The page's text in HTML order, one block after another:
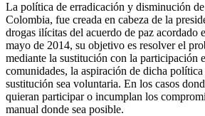
La política de erradicación y disminución
Colombia, fue creada en cabeza de la
drogas ilícitas del acuerdo de paz acordado
mayo de 2014, su objetivo es resolver el
mediante la sustitución con la participación
comunidades, la aspiración de dicha política
sustitución sea voluntaria. En los casos
quieran participar o incumplan los
manual donde sea posible.